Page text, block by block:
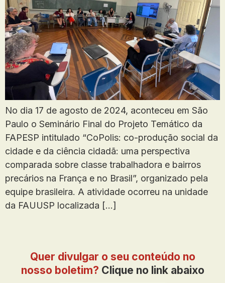
No dia 17 de agosto de 2024, aconteceu em São
Paulo o Seminário Final do Projeto Temático da
FAPESP intitulado “CoPolis: co-produção social da
cidade e da ciência cidadã: uma perspectiva
comparada sobre classe trabalhadora e bairros
precários na França e no Brasil”, organizado pela
equipe brasileira. A atividade ocorreu na unidade
da FAUUSP localizada […]
Quer divulgar o seu conteúdo no
nosso boletim? Clique no link abaixo